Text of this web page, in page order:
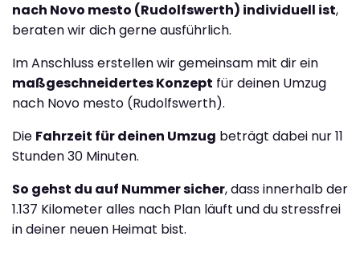
nach Novo mesto (Rudolfswerth) individuell ist,
beraten wir dich gerne ausführlich.
Im Anschluss erstellen wir gemeinsam mit dir ein
maßgeschneidertes Konzept für deinen Umzug
nach Novo mesto (Rudolfswerth).
Die Fahrzeit für deinen Umzug beträgt dabei nur 11
Stunden 30 Minuten.
So gehst du auf Nummer sicher, dass innerhalb der
1.137 Kilometer alles nach Plan läuft und du stressfrei
in deiner neuen Heimat bist.